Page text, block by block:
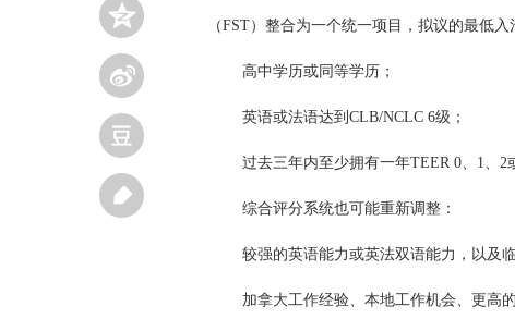
（FST）整合为一个统一项目，拟议的最低入
高中学历或同等学历；
英语或法语达到CLB/NCLC 6级；
过去三年内至少拥有一年TEER 0、1、2
综合评分系统也可能重新调整：
较强的英语能力或英法双语能力，以及
加拿大工作经验、本地工作机会、更高